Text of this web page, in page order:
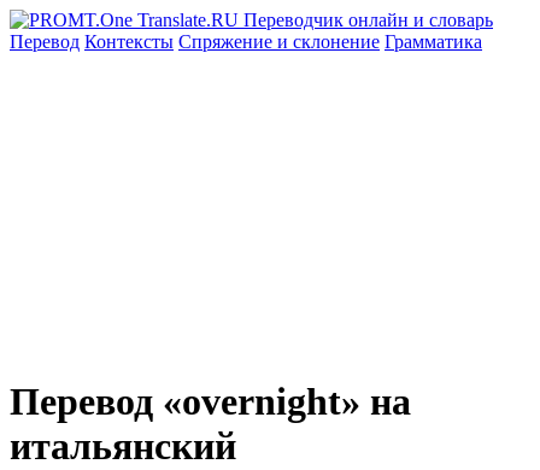
Перевод Контексты Спряжение и склонение Грамматика
Перевод «overnight» на
итальянский